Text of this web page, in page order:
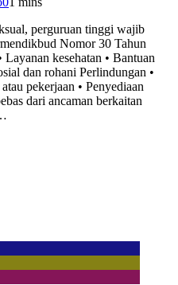
perguruan tinggi wajib
Nomor 30 Tahun
kesehatan • Bantuan
dan rohani Perlindungan •
pekerjaan • Penyediaan
dari ancaman berkaitan